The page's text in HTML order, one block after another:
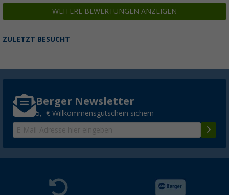
WEITERE BEWERTUNGEN ANZEIGEN
ZULETZT BESUCHT
Berger Newsletter
5,- € Willkommensgutschein sichern